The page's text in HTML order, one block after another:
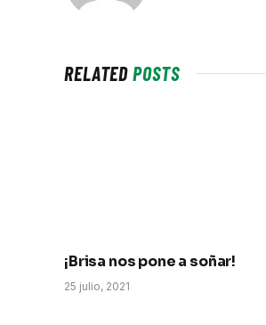
RELATEDPOSTS
¡Brisa nos pone a soñar!
25 julio, 2021